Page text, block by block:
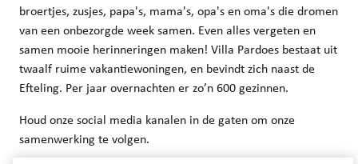
broertjes, zusjes, papa's, mama's, opa's en oma's die dromen
van een onbezorgde week samen. Even alles vergeten en
samen mooie herinneringen maken! Villa Pardoes bestaat uit
twaalf ruime vakantiewoningen, en bevindt zich naast de
Efteling. Per jaar overnachten er zo’n 600 gezinnen.
Houd onze social media kanalen in de gaten om onze
samenwerking te volgen.